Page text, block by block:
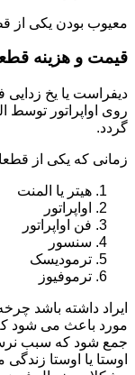
معیوب بودن یکی از
قیمت و هزینه
دیفراست یا یخ
روی اواپراتور توسط
گردد.
زمانی که یکی از
هیتر یا المنت
اواپراتور
فن اواپراتور
سنسور
ترمودیسک
ترموفیوز
ایراد داشته باشد
مورد باعث می شود که
جمع شود که سبب
اوستا یا اوستا